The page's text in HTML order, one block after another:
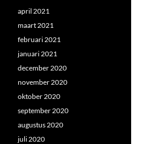
april 2021
maart 2021
februari 2021
januari 2021
december 2020
november 2020
oktober 2020
september 2020
augustus 2020
juli 2020